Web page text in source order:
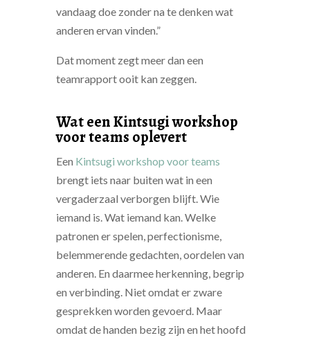
vandaag doe zonder na te denken wat
anderen ervan vinden.”
Dat moment zegt meer dan een
teamrapport ooit kan zeggen.
Wat een Kintsugi workshop
voor teams oplevert
Een Kintsugi workshop voor teams
brengt iets naar buiten wat in een
vergaderzaal verborgen blijft. Wie
iemand is. Wat iemand kan. Welke
patronen er spelen, perfectionisme,
belemmerende gedachten, oordelen van
anderen. En daarmee herkenning, begrip
en verbinding. Niet omdat er zware
gesprekken worden gevoerd. Maar
omdat de handen bezig zijn en het hoofd